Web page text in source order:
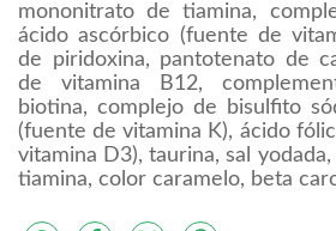
mononitrato de tiamina,
ácido ascórbico (fuente de
de piridoxina, pantotenato de
de vitamina B12,
biotina, complejo de bisulfito
(fuente de vitamina K), ácido
vitamina D3), taurina, sal
tiamina, color caramelo, beta